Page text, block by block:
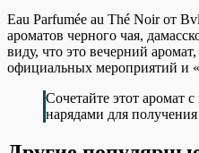
Eau Parfumée au Thé Noir от
ароматов черного чая,
виду, что это вечерний
официальных мероприятий и
Сочетайте этот аромат
нарядами для